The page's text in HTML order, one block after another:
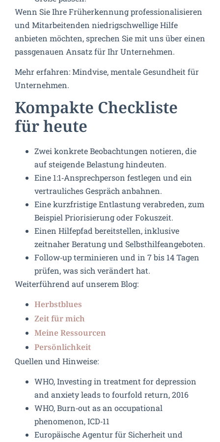
Wenn Sie Ihre Früherkennung professionalisieren
und Mitarbeitenden niedrigschwellige Hilfe
anbieten möchten, sprechen Sie mit uns über einen
passgenauen Ansatz für Ihr Unternehmen.
Mehr erfahren: Mindvise, mentale Gesundheit für
Unternehmen.
Kompakte Checkliste
für heute
Zwei konkrete Beobachtungen notieren, die
auf steigende Belastung hindeuten.
Eine 1:1‑Ansprechperson festlegen und ein
vertrauliches Gespräch anbahnen.
Eine kurzfristige Entlastung verabreden, zum
Beispiel Priorisierung oder Fokuszeit.
Einen Hilfepfad bereitstellen, inklusive
zeitnaher Beratung und Selbsthilfeangeboten.
Follow‑up terminieren und in 7 bis 14 Tagen
prüfen, was sich verändert hat.
Weiterführend auf unserem Blog:
Herbstblues
Zeit für mich
Meine Ressourcen
Persönlichkeit
Quellen und Hinweise:
WHO, Investing in treatment for depression
and anxiety leads to fourfold return, 2016
WHO, Burn‑out as an occupational
phenomenon, ICD‑11
Europäische Agentur für Sicherheit und